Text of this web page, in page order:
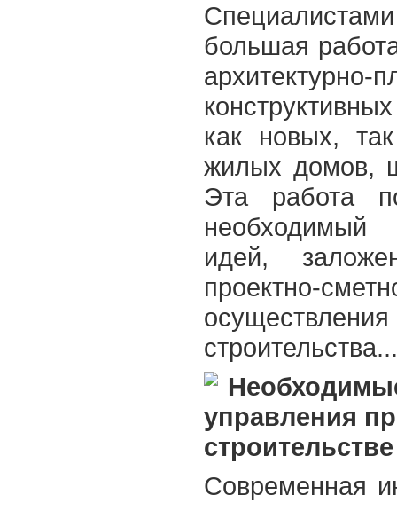
большая
архитектурно-
как новых,
жилых домов,
Эта работа
необходимый
идей,
проектно-
управления
строительстве
Современная